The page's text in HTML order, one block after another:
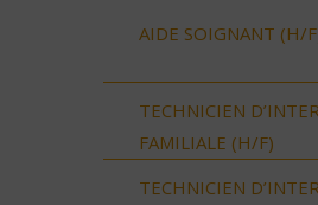
AIDE SOIGNANT (H/
TECHNICIEN
FAMILIALE (H/F)
TECHNICIEN